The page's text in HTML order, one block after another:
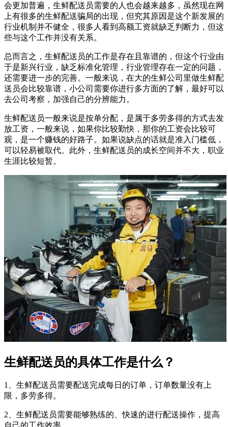
会更加普遍，生鲜配送员需要的人也会越来越多，虽然现在网
上有很多的生鲜配送骗局的出现，但究其原因是这个新发展的
行业机制并不健全，很多人看到高额工资就缺乏判断力，但这
些与这个工作并没有关系。
总而言之，生鲜配送员的工作是存在且靠谱的，但这个行业由
于是新兴行业，缺乏标准化管理，行业管理存在一定的问题，
还需要进一步的完善。一般来说，在大的生鲜公司里做生鲜配
送员会比较靠谱，小公司需要你进行多方面的了解，最好可以
去公司考察，加强自己的分辨能力。
生鲜配送员一般来说是按单分配，是属于多劳多得的方式去发
放工资，一般来说，如果你比较勤快，那你的工资会比较可
观，是一个赚钱的好路子。如果说缺点的话就是准入门槛低，
可以轻易被取代。此外，生鲜配送员的成长空间并不大，职业
生涯比较短暂。
生鲜配送员的具体工作是什么？
1、生鲜配送员需要配送完成每日的订单，订单数量没有上
限，多劳多得。
2、生鲜配送员需要能够熟练的、快速的进行配送操作，提高